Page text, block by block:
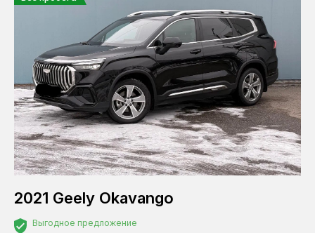
2021 Geely Okavango
Выгодное предложение